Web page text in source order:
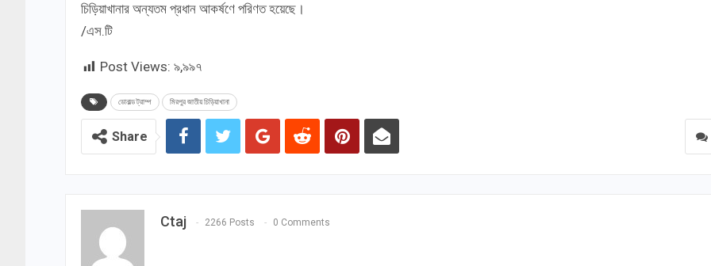
চিড়িয়াখানার অন্যতম প্রধান আকর্ষণে পরিণত হয়েছে।
/এস.টি
Post Views: ৯,৯৯৭
ডোনাল্ড ট্রাম্প মিরপুর জাতীয় চিড়িয়াখানা
Share
Ctaj 2266 Posts 0 Comments